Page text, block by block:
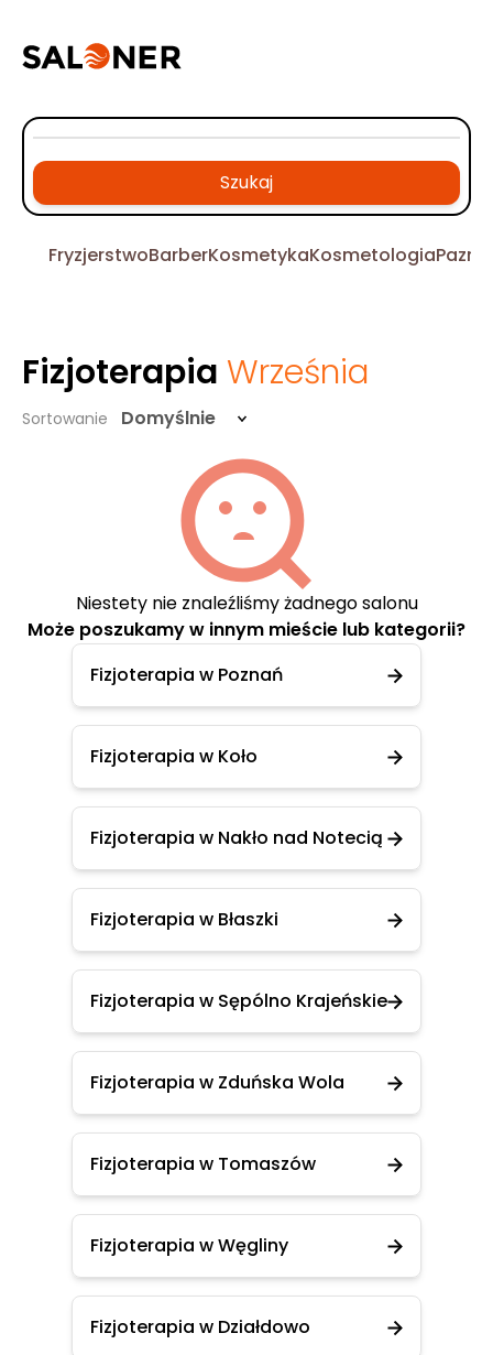
Szukaj
FryzjerstwoBarberKosmetykaKosmetologia
Fizjoterapia Września
Sortowanie Domyślnie
Niestety nie znaleźliśmy żadnego salonu
Może poszukamy w innym mieście lub kategorii?
Fizjoterapia w Poznań
Fizjoterapia w Koło
Fizjoterapia w Nakło nad Notecią
Fizjoterapia w Błaszki
Fizjoterapia w Sępólno Krajeńskie
Fizjoterapia w Zduńska Wola
Fizjoterapia w Tomaszów
Fizjoterapia w Węgliny
Fizjoterapia w Działdowo